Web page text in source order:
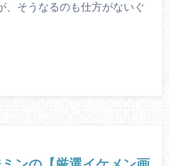
、そうなるのも仕方がないぐ